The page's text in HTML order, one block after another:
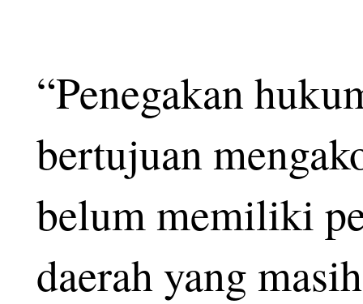
“Penegakan
bertujuan
belum memiliki
daerah yang